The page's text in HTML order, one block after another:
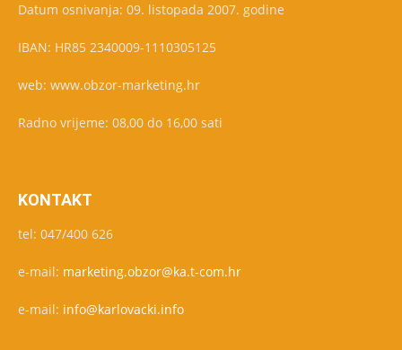
Datum osnivanja: 09. listopada 2007. godine
IBAN: HR85 2340009-1110305125
web: www.obzor-marketing.hr
Radno vrijeme: 08,00 do 16,00 sati
KONTAKT
tel: 047/400 626
e-mail: marketing.obzor@ka.t-com.hr
e-mail: info@karlovacki.info